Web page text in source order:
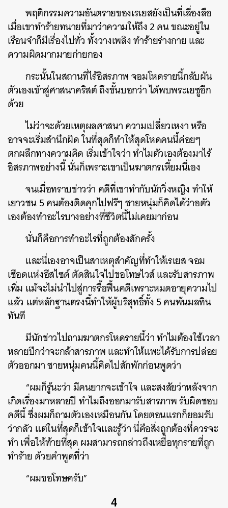
พฤติกรรมความอันตรายของเรเยสยังเป็นที่เลื่องลือ
เมื่อเขาทำร้ายทนายที่มาว่าความให้ถึง 2 คน ขณะอยู่ใน
เรือนจำก็มีเรื่องไปทั่ว ทั้งวางเพลิง ทำร้ายร่างกาย และ
ความผิดมากมายก่ายกอง
กระนั้นในสถานที่ไร้อิสรภาพ จอมโหดรายนี้กลับผัน
ตัวเองเข้าสู่ศาสนาคริสต์ ถึงขั้นบอกว่า ได้พบพระเยซูอีก
ด้วย
ไม่ว่าจะด้วยเหตุผลศาสนา ความเปลี่ยวเหงา หรือ
อาจจะเริ่มสำนึกผิด ในที่สุดก็ทำให้สุดโหดคนนี้ค่อยๆ
ตกผลึกทางความคิด เริ่มเข้าใจว่า ทำไมตัวเองต้องมาไร้
อิสรภาพอย่างนี้ นั่นก็เพราะเขาเป็นฆาตกรเหี้ยมนี่เอง
จนเมื่อทราบข่าวว่า คดีที่เขาทำกับนักวิ่งหญิง ทำให้
เยาวชน 5 คนต้องติดคุกไปฟรีๆ ชายหนุ่มก็คิดได้ว่าอตัว
เองต้องทำอะไรบางอย่างที่ชีวิตนี้ไม่เคยมาก่อน
นั่นก็คือการทำอะไรที่ถูกต้องสักครั้ง
และนี่เองอาจเป็นสาเหตุสำคัญที่ทำให้เรเยส จอม
เชือดแห่งอีสไซด์ ตัดสินใจไปขอโทษไวส์ และรับสารภาพ
เพิ่ม แม้จะไม่นำไปสู่การรื้อฟื้นคดีเพราะหมดอายุความไป
แล้ว แต่หลักฐานตรงนี้ทำให้ผู้บริสุทธิ์ทั้ง 5 คนพ้นมลทิน
ทันที
มีนักข่าวไปถามฆาตกรโหดรายนี้ว่า ทำไมต้องใช้เวลา
หลายปีกว่าจะกล้าสารภาพ และทำให้แพะได้รับการปล่อย
ตัวออกมา ชายหนุ่มคนนี้คิดไปสักพักก่อนพูดว่า
“ผมก็รู้นะว่า มีคนยากจะเข้าใจ และสงสัยว่าหลังจาก
เกิดเรื่องมาหลายปี ทำไมถึงออกมารับสารภาพ รับผิดชอบ
คดีนี้ ซึ่งผมก็ถามตัวเองเหมือนกัน โดยตอนแรกก็ยอมรับ
ว่ากลัว แต่ในที่สุดก็เข้าใจและรู้ว่า นี่คือสิ่งถูกต้องที่ควรจะ
ทำ เพื่อให้ท้ายที่สุด ผมสามารถกล่าวถึงเหยื่อทุกรายที่ถูก
ทำร้าย ด้วยคำพูดที่ว่า
“ผมขอโทษครับ”
4